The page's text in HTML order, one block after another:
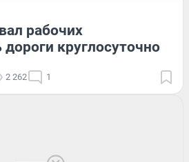
рабочих
круглосуточно
2 262 1